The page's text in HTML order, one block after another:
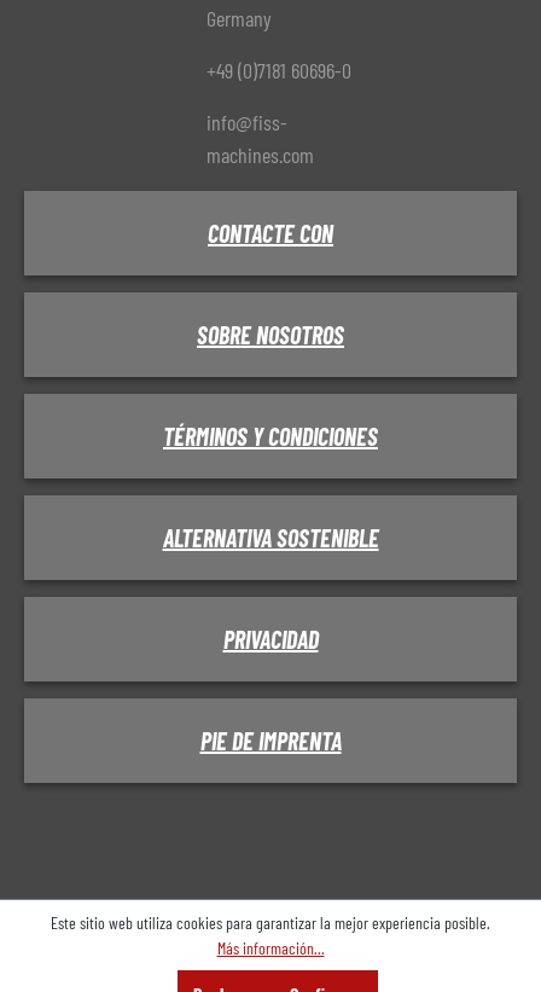
Buscar en
Germany
+49 (0)7181 60696-0
info@fiss-
machines.com
CONTACTE CON
SOBRE NOSOTROS
TÉRMINOS Y CONDICIONES
ALTERNATIVA SOSTENIBLE
PRIVACIDAD
PIE DE IMPRENTA
Este sitio web utiliza cookies para garantizar la mejor experiencia posible.
Más información...